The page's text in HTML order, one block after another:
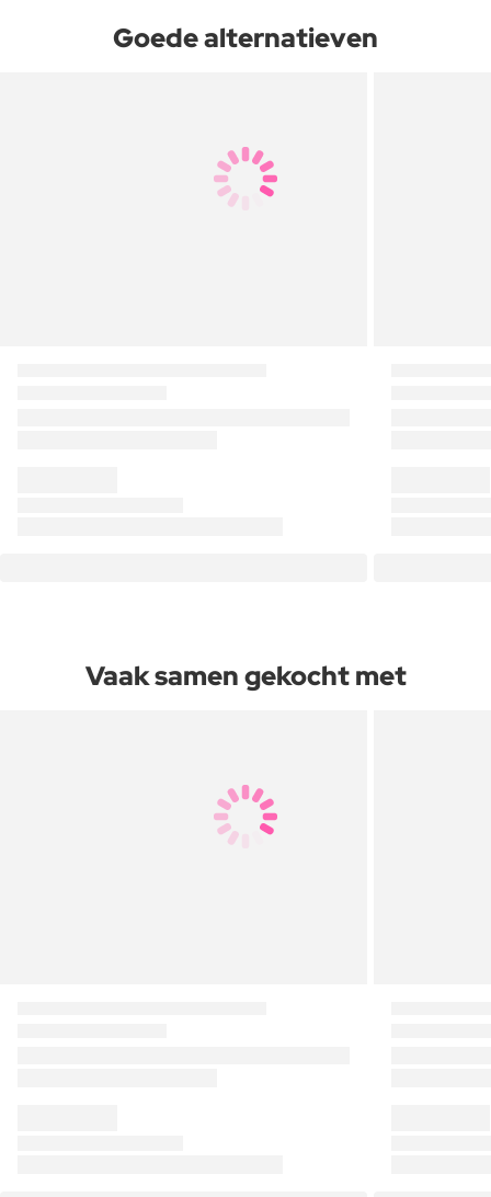
Goede alternatieven
Vaak samen gekocht met